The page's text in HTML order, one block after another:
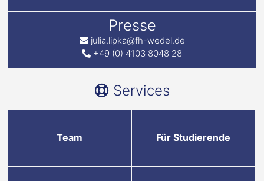
Presse
julia.lipka@fh-wedel.de
+49 (0) 4103 8048 28
Services
Team Für Studierende